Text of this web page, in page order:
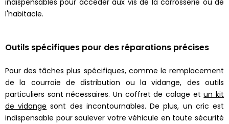
indispensables pour accéder aux vis de la carrosserie ou de
l'habitacle.
Outils spécifiques pour des réparations précises
Pour des tâches plus spécifiques, comme le remplacement
de la courroie de distribution ou la vidange, des outils
particuliers sont nécessaires. Un coffret de calage etun kit
de vidange sont des incontournables. De plus, un cric est
indispensable pour soulever votre véhicule en toute sécurité